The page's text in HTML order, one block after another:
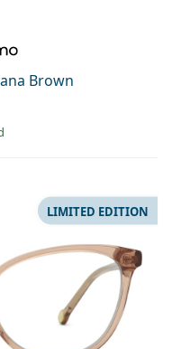
Brown
LIMITED EDITION